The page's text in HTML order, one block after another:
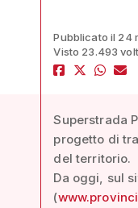
Pubblicato il 24
Visto 23.493
Superstrada
progetto di
del territorio.
Da oggi, sul
(